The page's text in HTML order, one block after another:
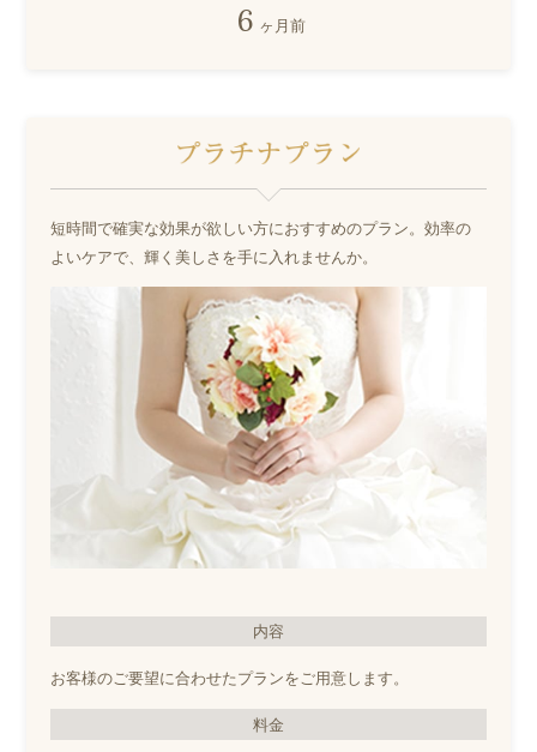
6 ヶ月前
短時間で確実な効果が欲しい方におすすめのプラン。効率の
よいケアで、輝く美しさを手に入れませんか。
内容
お客様のご要望に合わせたプランをご用意します。
料金